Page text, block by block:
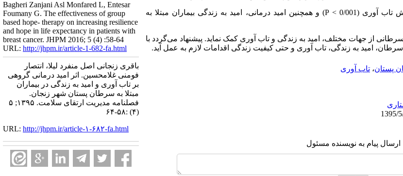
آوری (0/001 > P) و همچنین امید درمانی، امید به زندگی بیماران مبتلا به
از جهات مختلف، امید به زندگی و تاب آوری کمک نماید. پیشنهاد می‌گردد با
سرطان، امید به زندگی، تاب آوری و حتی کیفیت زندگی اقدامات لازم به عمل آید.
پستان، تاب آوری
ارسال پیام به نویسنده مسئول
Bagheri Zanjani Asl Monfared L, Entesar
Foumany G. The effectiveness of group
based hope- therapy on increasing resilience
and hope in life expectancy in patients with
breast cancer. JHPM 2016; 5 (4) :58-64
URL: http://jhpm.ir/article-1-682-fa.html
باقری زنجانی اصل منفرد لیلا، انتصار
فومنی غلامحسین. اثر امید درمانی گروهی
بر تاب آوری و امید به زندگی در بیماران
مبتلا به سرطان پستان شهر زنجان.
فصلنامه مدیریت ارتقای سلامت. ۱۳۹۵; ۵
(۴) :۵۸-۶۴
URL: http://jhpm.ir/article-۱-۶۸۲-fa.html